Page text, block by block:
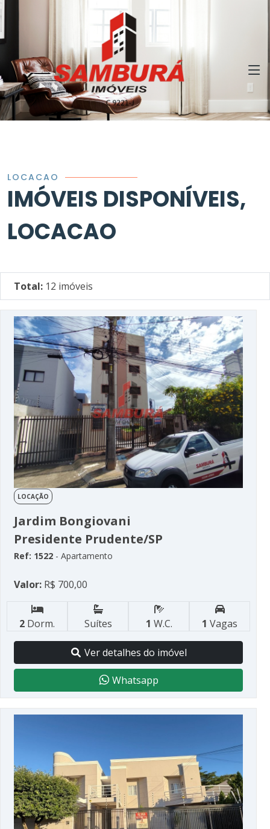
LOCACAO
IMÓVEIS DISPONÍVEIS,
LOCACAO
Total: 12 imóveis
LOCAÇÃO
Jardim Bongiovani
Presidente Prudente/SP
Ref: 1522 - Apartamento
Valor: R$ 700,00
2 Dorm. Suítes 1 W.C. 1 Vagas
Ver detalhes do imóvel
Whatsapp